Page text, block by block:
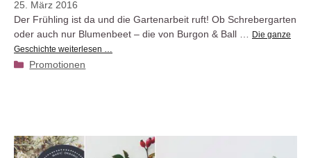
25. März 2016
Der Frühling ist da und die Gartenarbeit ruft! Ob Schrebergarten
oder auch nur Blumenbeet – die von Burgon & Ball …
Die ganze
Geschichte weiterlesen …
Kategorien
Promotionen